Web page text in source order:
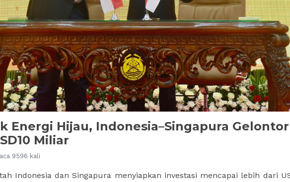
Energi Hijau, Indonesia–Singapura
Miliar
9596 kali
Indonesia dan Singapura menyiapkan investasi mencapai lebih dari